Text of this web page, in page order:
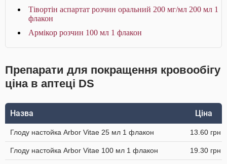
Тівортін аспартат розчин оральний 200 мг/мл 200 мл 1
флакон
Армікор розчин 100 мл 1 флакон
Препарати для покращення кровообігу
ціна в аптеці DS
Назва Ціна
Глоду настойка Arbor Vitae 25 мл 1 флакон 13.60 грн
Глоду настойка Arbor Vitae 100 мл 1 флакон 19.30 грн